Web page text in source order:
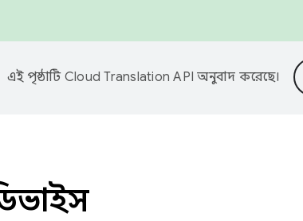
এই পৃষ্ঠাটি Cloud Translation API অনুবাদ করেছে।